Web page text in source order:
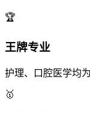
🏆
王牌专业
护理、口腔医学均
🥇